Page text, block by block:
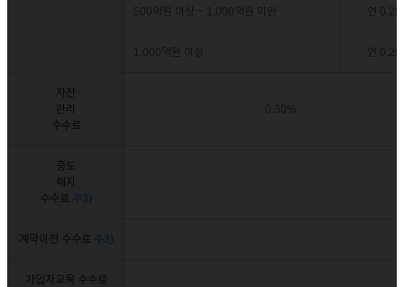
500억원 이상 ~ 1,000억원 미만 연
1,000억원 이상 연
자산
관리
수수료
0.30%
중도
해지
수수료 주3)
계약이전 수수료 주3)
가입자교육 수수료